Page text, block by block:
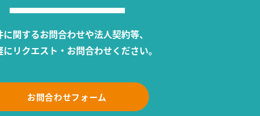
に関するお問合わせや法人契約等、
にリクエスト・お問合わせください。
お問合わせフォーム